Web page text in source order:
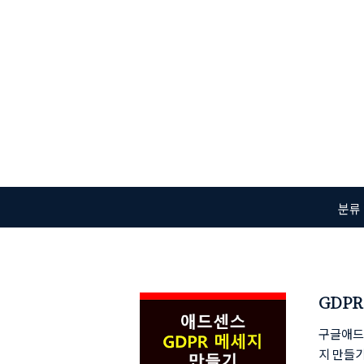
분류
구글애
지 만들